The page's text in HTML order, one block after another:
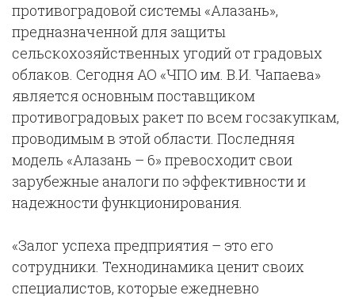
противоградовой системы «Алазань»,
предназначенной для защиты
сельскохозяйственных угодий от градовых
облаков. Сегодня АО «ЧПО им. В.И. Чапаева»
является основным поставщиком
противоградовых ракет по всем госзакупкам,
проводимым в этой области. Последняя
модель «Алазань – 6» превосходит свои
зарубежные аналоги по эффективности и
надежности функционирования.
«Залог успеха предприятия – это его
сотрудники. Технодинамика ценит своих
специалистов, которые ежедневно